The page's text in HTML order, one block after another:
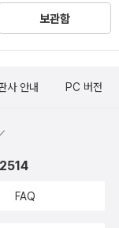
보관함
사 안내 PC 버전
FAQ